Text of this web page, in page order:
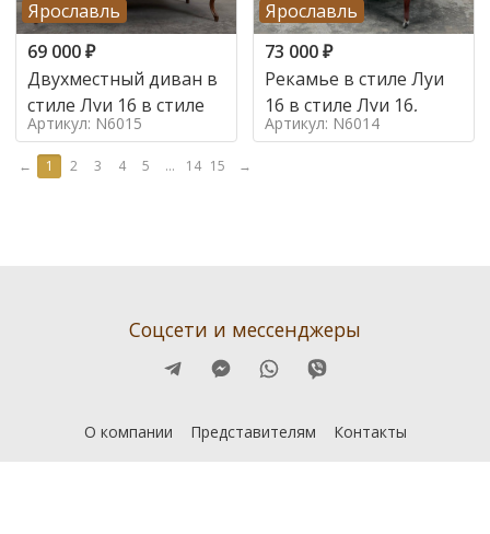
Ярославль
69 000₽
Двухместный диван в
стиле Луи 16 в стиле
Артикул: N6015
Ярославль
73 000₽
Рекамье в стиле Луи
16 в стиле Луи 16,
Артикул: N6014
← 1 2 3 4 5 ... 14 15 →
Соцсети и мессенджеры
О компании Представителям Контакты